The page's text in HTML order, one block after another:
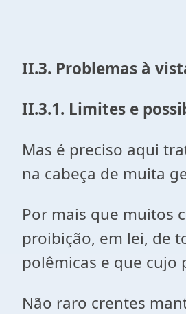
II.3. Problemas à
II.3.1. Limites e
Mas é preciso aqui
na cabeça de muita
Por mais que muitos
proibição, em lei, de
polêmicas e que cujo
Não raro crentes